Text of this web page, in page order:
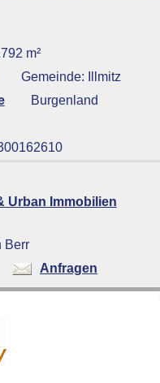
m²
Gemeinde: Illmitz
Burgenland
Urban Immobilien
Berr
Anfragen